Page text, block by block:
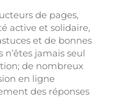
de pages,
active et solidaire,
et de bonnes
jamais seul
de nombreux
en ligne
des réponses